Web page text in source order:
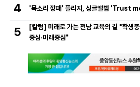
4 '목소리 깡패' 플리지, 싱글앨범 'Trust
5
[칼럼] 미래로 가는 전남 교육의 길 "학생중
중심·미래중심"